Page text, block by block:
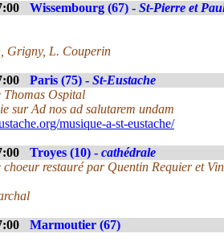
Wissembourg (67) - St-Pierre et
Grigny, L. Couperin
Paris (75) - St-Eustache
Thomas Ospital
sur Ad nos ad salutarem undam
musique-a-st-eustache/
Troyes (10) - cathédrale
choeur restauré par Quentin Requier et
Marmoutier (67)